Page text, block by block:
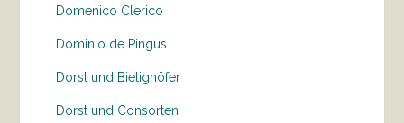
Domenico Clerico
Dominio de Pingus
Dorst und Bietighöfer
Dorst und Consorten